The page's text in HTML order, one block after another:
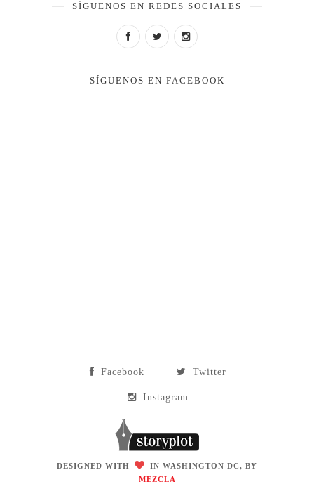
SÍGUENOS EN REDES SOCIALES
SÍGUENOS EN FACEBOOK
Facebook Twitter
Instagram
DESIGNED WITH
IN WASHINGTON DC, BY
MEZCLA